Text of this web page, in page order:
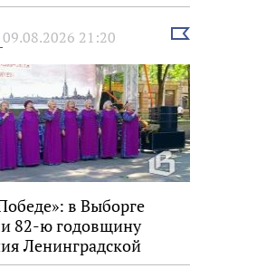
09.08.2026 21:20
Выбрать
в Выборге
82-ю годовщину
Ленинградской